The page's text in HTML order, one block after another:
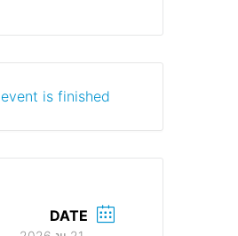
event is finished.
DATE